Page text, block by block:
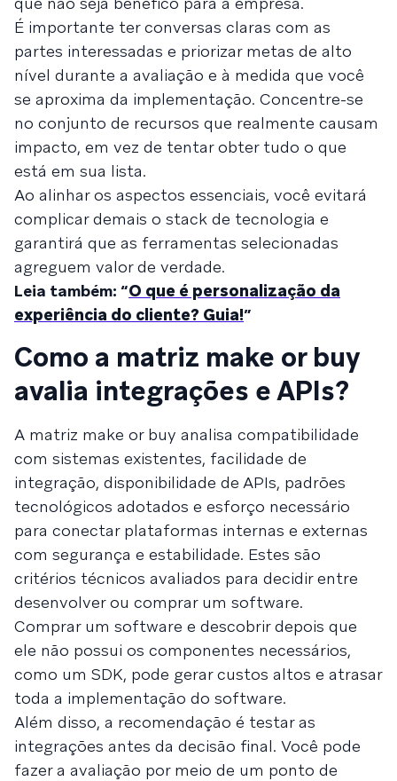
É importante ter conversas claras com as
partes interessadas e priorizar metas de alto
nível durante a avaliação e à medida que você
se aproxima da implementação. Concentre-se
no conjunto de recursos que realmente causam
impacto, em vez de tentar obter tudo o que
está em sua lista.
Ao alinhar os aspectos essenciais, você evitará
complicar demais o stack de tecnologia e
garantirá que as ferramentas selecionadas
agreguem valor de verdade.
Leia também: “O que é personalização da
experiência do cliente? Guia!”
Como a matriz make or buy
avalia integrações e APIs?
A matriz make or buy analisa compatibilidade
com sistemas existentes, facilidade de
integração, disponibilidade de APIs, padrões
tecnológicos adotados e esforço necessário
para conectar plataformas internas e externas
com segurança e estabilidade. Estes são
critérios técnicos avaliados para decidir entre
desenvolver ou comprar um software.
Comprar um software e descobrir depois que
ele não possui os componentes necessários,
como um SDK, pode gerar custos altos e atrasar
toda a implementação do software.
Além disso, a recomendação é testar as
integrações antes da decisão final. Você pode
fazer a avaliação por meio de um ponto de